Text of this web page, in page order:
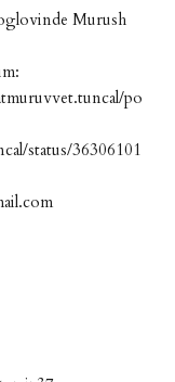
Murush
po
status/36306101